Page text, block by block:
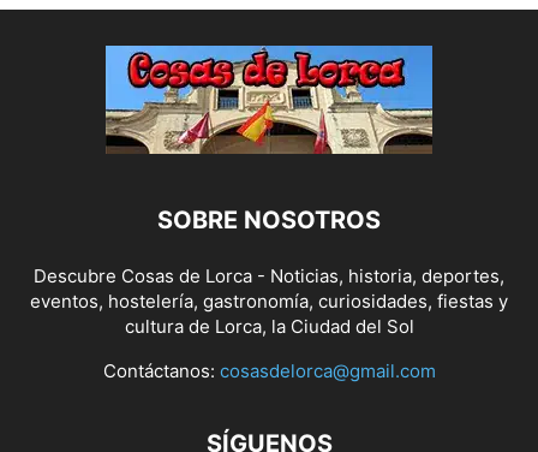
SOBRE NOSOTROS
Descubre Cosas de Lorca - Noticias, historia, deportes,
eventos, hostelería, gastronomía, curiosidades, fiestas y
cultura de Lorca, la Ciudad del Sol
Contáctanos: cosasdelorca@gmail.com
SÍGUENOS